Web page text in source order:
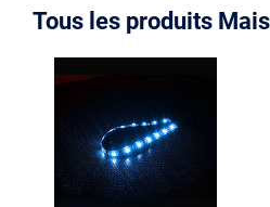
Tous les produits